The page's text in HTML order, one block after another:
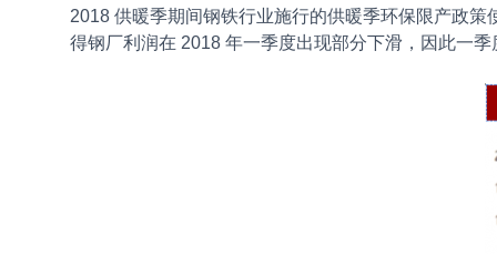
2018 供暖季期间钢铁行业施行的供暖季环保限产政
得钢厂利润在 2018 年一季度出现部分下滑，因此一